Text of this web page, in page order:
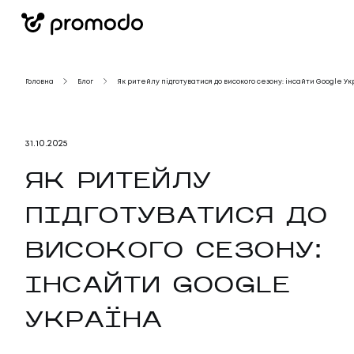
Головна Блог Як ритейлу підготуватися до високого сезону: інсайти Google
31 10 2025
ЯК РИТЕЙЛУ
ПІДГОТУВАТИСЯ ДО
ВИСОКОГО СЕЗОНУ:
ІНСАЙТИ GOOGLE
УКРАЇНА